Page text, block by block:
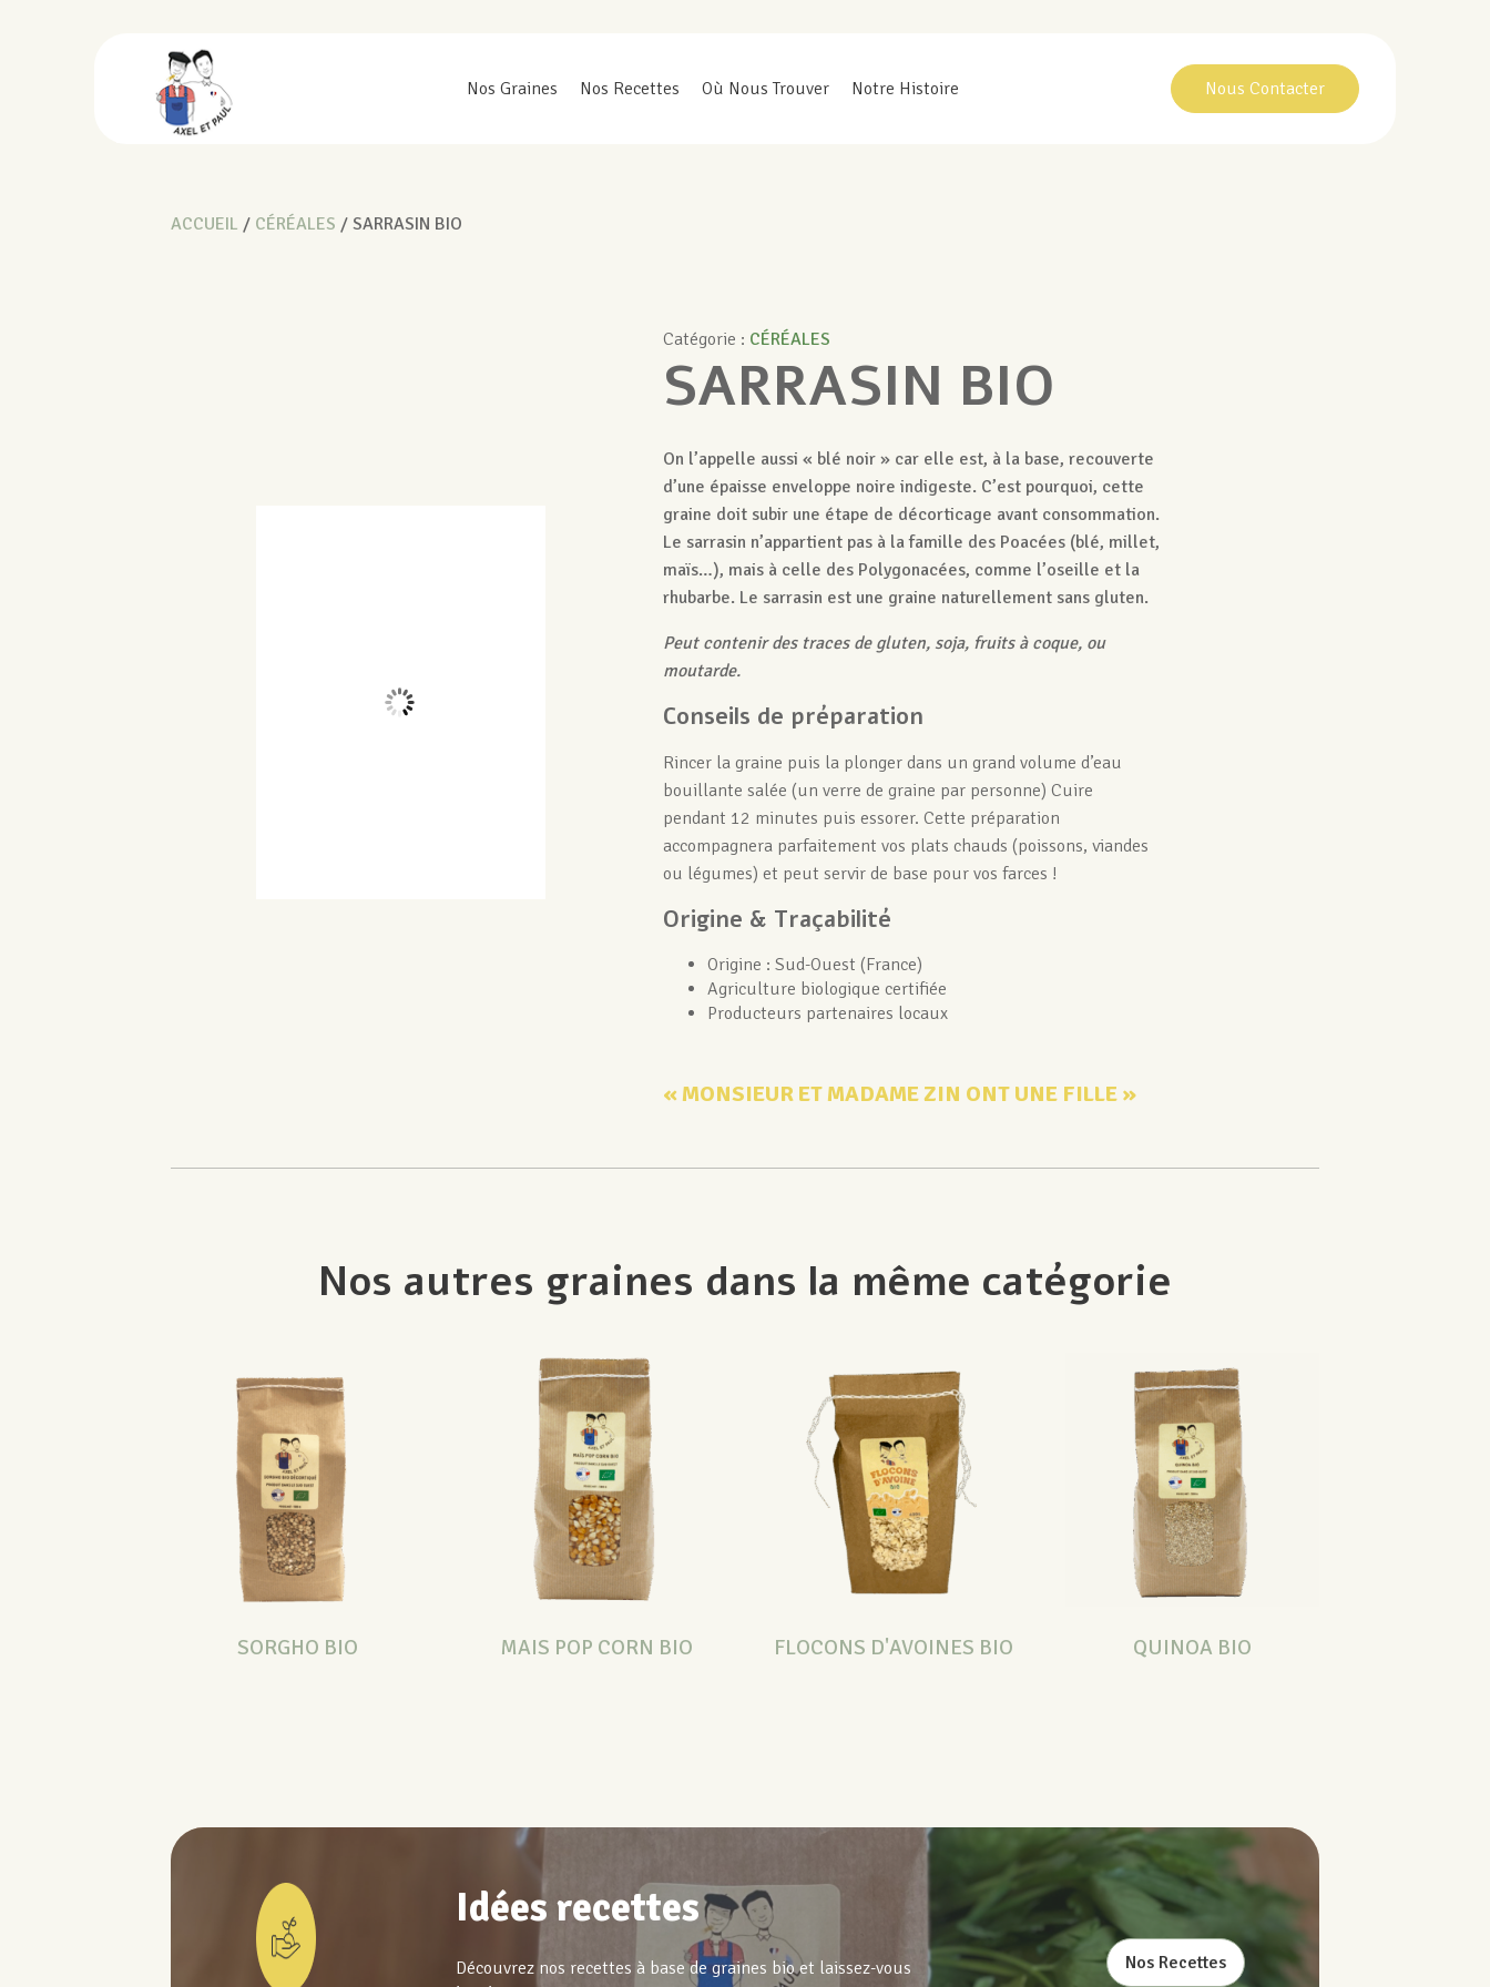
Nos Graines Nos Recettes Où Nous Trouver Notre Histoire Nous Contacter
ACCUEIL / CÉRÉALES / SARRASIN BIO
Catégorie : CÉRÉALES
SARRASIN BIO
On l’appelle aussi « blé noir » car elle est, à la base, recouverte
d’une épaisse enveloppe noire indigeste. C’est pourquoi, cette
graine doit subir une étape de décorticage avant consommation.
Le sarrasin n’appartient pas à la famille des Poacées (blé, millet,
maïs…), mais à celle des Polygonacées, comme l’oseille et la
rhubarbe. Le sarrasin est une graine naturellement sans gluten.
Peut contenir des traces de gluten, soja, fruits à coque, ou
moutarde.
Conseils de préparation
Rincer la graine puis la plonger dans un grand volume d’eau
bouillante salée (un verre de graine par personne) Cuire
pendant 12 minutes puis essorer. Cette préparation
accompagnera parfaitement vos plats chauds (poissons, viandes
ou légumes) et peut servir de base pour vos farces !
Origine & Traçabilité
Origine : Sud-Ouest (France)
Agriculture biologique certifiée
Producteurs partenaires locaux
« MONSIEUR ET MADAME ZIN ONT UNE FILLE »
Nos autres graines dans la même catégorie
SORGHO BIO MAIS POP CORN BIO FLOCONS D'AVOINES BIO QUINOA BIO
Idées recettes
Découvrez nos recettes à base de graines bio et laissez-vous
Nos Recettes